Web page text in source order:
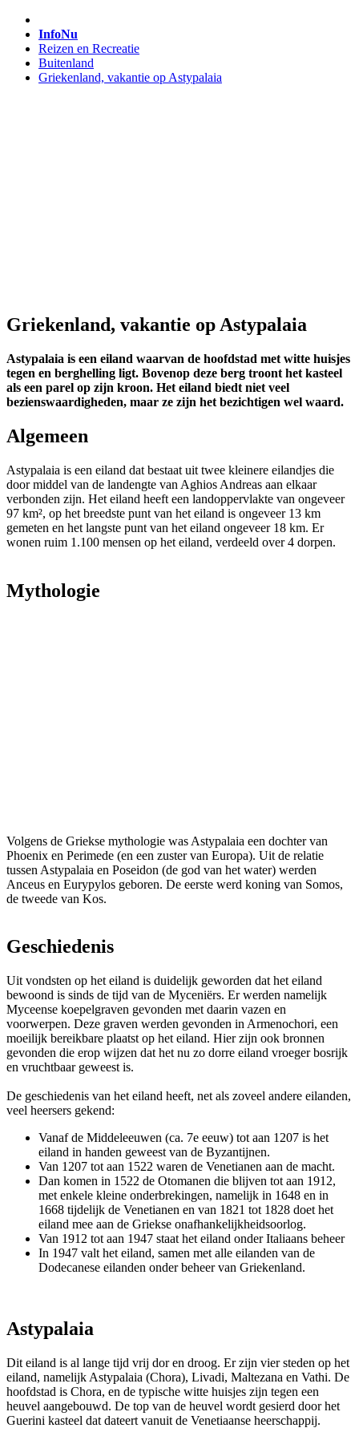
InfoNu
Reizen en Recreatie
Buitenland
Griekenland, vakantie op Astypalaia
Griekenland, vakantie op Astypalaia
Astypalaia is een eiland waarvan de hoofdstad met witte huisjes
tegen en berghelling ligt. Bovenop deze berg troont het kasteel
als een parel op zijn kroon. Het eiland biedt niet veel
bezienswaardigheden, maar ze zijn het bezichtigen wel waard.
Algemeen
Astypalaia is een eiland dat bestaat uit twee kleinere eilandjes die
door middel van de landengte van Aghios Andreas aan elkaar
verbonden zijn. Het eiland heeft een landoppervlakte van ongeveer
97 km², op het breedste punt van het eiland is ongeveer 13 km
gemeten en het langste punt van het eiland ongeveer 18 km. Er
wonen ruim 1.100 mensen op het eiland, verdeeld over 4 dorpen.
Mythologie
Volgens de Griekse mythologie was Astypalaia een dochter van
Phoenix en Perimede (en een zuster van Europa). Uit de relatie
tussen Astypalaia en Poseidon (de god van het water) werden
Anceus en Eurypylos geboren. De eerste werd koning van Somos,
de tweede van Kos.
Geschiedenis
Uit vondsten op het eiland is duidelijk geworden dat het eiland
bewoond is sinds de tijd van de Myceniërs. Er werden namelijk
Myceense koepelgraven gevonden met daarin vazen en
voorwerpen. Deze graven werden gevonden in Armenochori, een
moeilijk bereikbare plaatst op het eiland. Hier zijn ook bronnen
gevonden die erop wijzen dat het nu zo dorre eiland vroeger bosrijk
en vruchtbaar geweest is.
De geschiedenis van het eiland heeft, net als zoveel andere eilanden,
veel heersers gekend:
Vanaf de Middeleeuwen (ca. 7e eeuw) tot aan 1207 is het
eiland in handen geweest van de Byzantijnen.
Van 1207 tot aan 1522 waren de Venetianen aan de macht.
Dan komen in 1522 de Otomanen die blijven tot aan 1912,
met enkele kleine onderbrekingen, namelijk in 1648 en in
1668 tijdelijk de Venetianen en van 1821 tot 1828 doet het
eiland mee aan de Griekse onafhankelijkheidsoorlog.
Van 1912 tot aan 1947 staat het eiland onder Italiaans beheer
In 1947 valt het eiland, samen met alle eilanden van de
Dodecanese eilanden onder beheer van Griekenland.
Astypalaia
Dit eiland is al lange tijd vrij dor en droog. Er zijn vier steden op het
eiland, namelijk Astypalaia (Chora), Livadi, Maltezana en Vathi. De
hoofdstad is Chora, en de typische witte huisjes zijn tegen een
heuvel aangebouwd. De top van de heuvel wordt gesierd door het
Guerini kasteel dat dateert vanuit de Venetiaanse heerschappij.